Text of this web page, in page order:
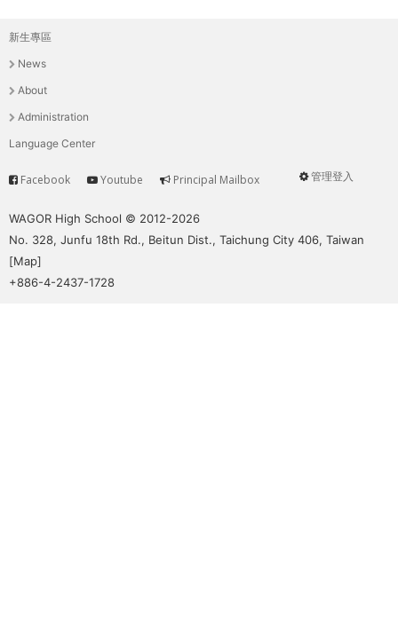
主
選
單
新生專區
News
About
Administration
Language Center
User
管理登入
Service
Facebook Youtube Principal Mailbox
WAGOR High School © 2012-2026
No. 328, Junfu 18th Rd., Beitun Dist., Taichung City 406, Taiwan
[Map]
+886-4-2437-1728